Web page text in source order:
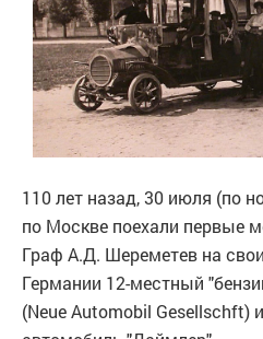
110 лет назад, 30 июля (по
по Москве поехали первые
Граф А.Д. Шереметев на
Германии 12-местный
(Neue Automobil Gesellschft)